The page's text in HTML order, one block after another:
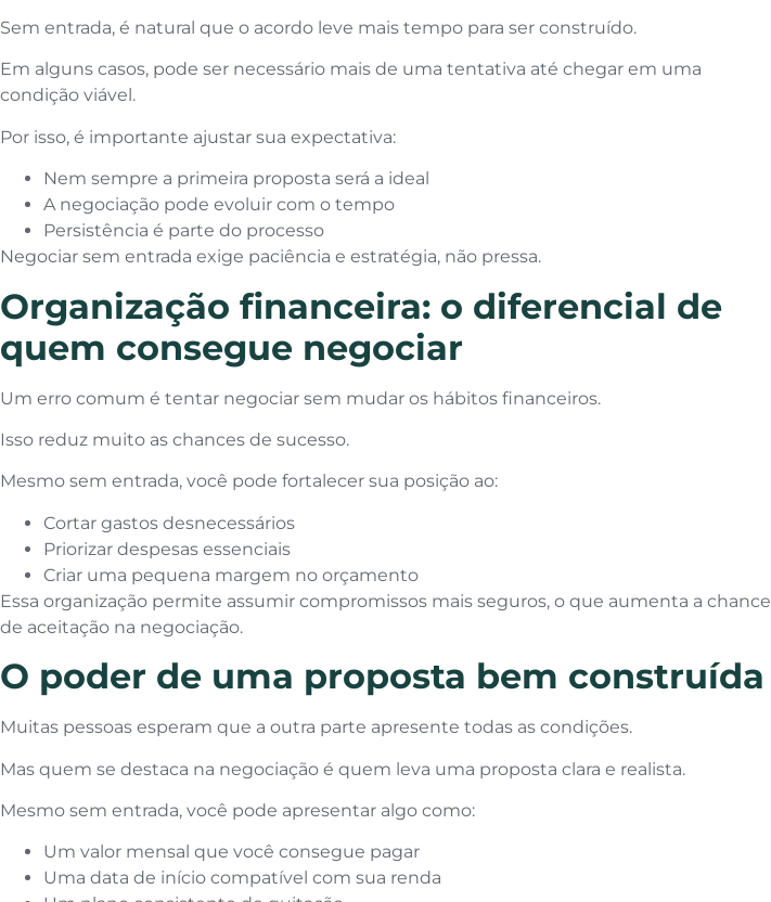
Sem entrada, é natural que o acordo leve mais tempo para ser construído.
Em alguns casos, pode ser necessário mais de uma tentativa até chegar em uma
condição viável.
Por isso, é importante ajustar sua expectativa:
Nem sempre a primeira proposta será a ideal
A negociação pode evoluir com o tempo
Persistência é parte do processo
Negociar sem entrada exige paciência e estratégia, não pressa.
Organização financeira: o diferencial de
quem consegue negociar
Um erro comum é tentar negociar sem mudar os hábitos financeiros.
Isso reduz muito as chances de sucesso.
Mesmo sem entrada, você pode fortalecer sua posição ao:
Cortar gastos desnecessários
Priorizar despesas essenciais
Criar uma pequena margem no orçamento
Essa organização permite assumir compromissos mais seguros, o que aumenta a chance
de aceitação na negociação.
O poder de uma proposta bem construída
Muitas pessoas esperam que a outra parte apresente todas as condições.
Mas quem se destaca na negociação é quem leva uma proposta clara e realista.
Mesmo sem entrada, você pode apresentar algo como:
Um valor mensal que você consegue pagar
Uma data de início compatível com sua renda